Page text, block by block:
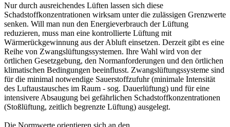
Nur durch ausreichendes Lüften lassen sich diese
Schadstoffkonzentrationen wirksam unter die zulässigen Grenzwerte
senken. Will man nun den Energieverbrauch der Lüftung
reduzieren, muss man eine kontrollierte Lüftung mit
Wärmerückgewinnung aus der Abluft einsetzen. Derzeit gibt es eine
Reihe von Zwangslüftungssystemen. Ihre Wahl wird von der
örtlichen Gesetzgebung, den Normanforderungen und den örtlichen
klimatischen Bedingungen beeinflusst. Zwangslüftungssysteme sind
für die minimal notwendige Sauerstoffzufuhr (minimale Intensität
des Luftaustausches im Raum - sog. Dauerlüftung) und für eine
intensivere Absaugung bei gefährlichen Schadstoffkonzentrationen
(Stoßlüftung, zeitlich begrenzte Lüftung) ausgelegt.
Die Normwerte orientieren sich an den